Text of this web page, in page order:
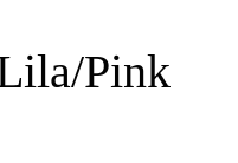
Pink